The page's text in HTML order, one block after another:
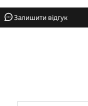
Залишити відгук